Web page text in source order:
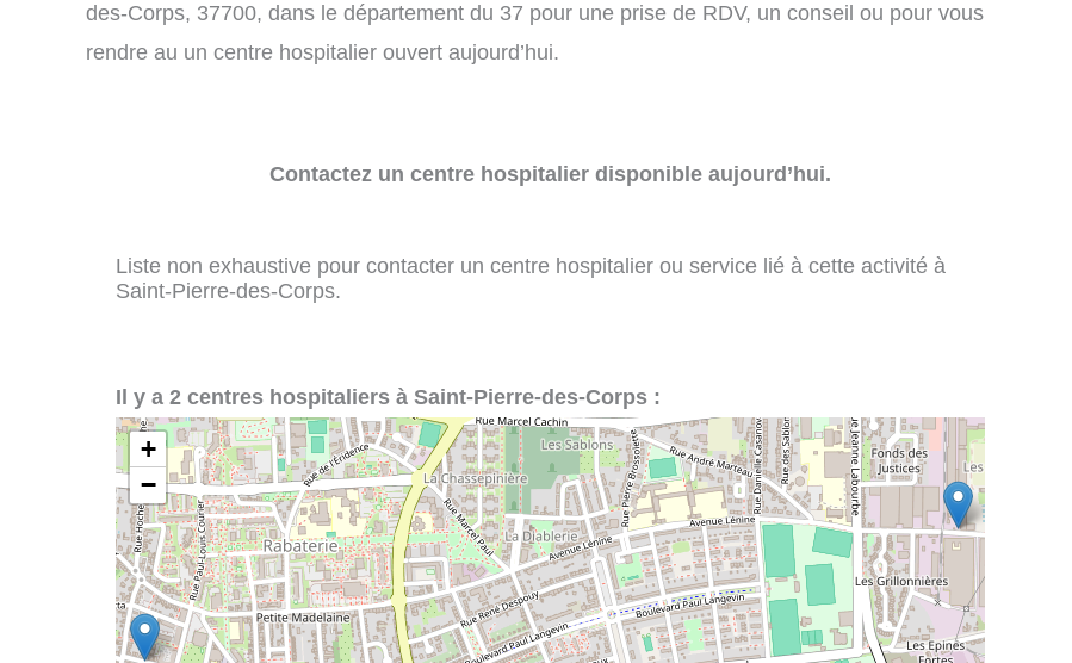
des-Corps, 37700, dans le département du 37 pour une prise de RDV, un conseil ou pour vous
rendre au un centre hospitalier ouvert aujourd’hui.
Contactez un centre hospitalier disponible aujourd’hui.
Liste non exhaustive pour contacter un centre hospitalier ou service lié à cette activité à
Saint-Pierre-des-Corps.
Il y a 2 centres hospitaliers à Saint-Pierre-des-Corps :
+
−